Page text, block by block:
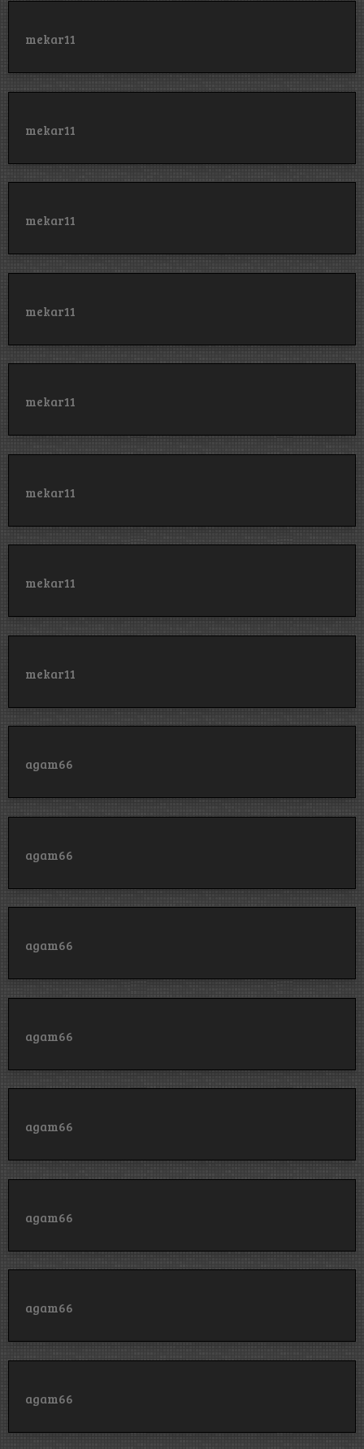
mekar11
mekar11
mekar11
mekar11
mekar11
mekar11
mekar11
mekar11
agam66
agam66
agam66
agam66
agam66
agam66
agam66
agam66